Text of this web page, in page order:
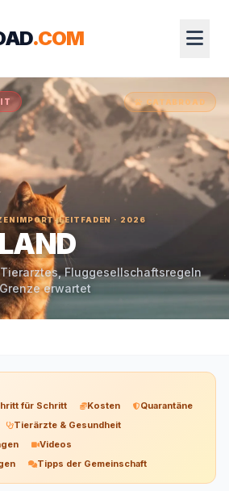
.COM
CATABROAD
LEITFADEN · 2026
Fluggesellschaftsregeln
erwartet
für Schritt Kosten
Quarantäne
Tierärzte & Gesundheit
Videos
Tipps der Gemeinschaft